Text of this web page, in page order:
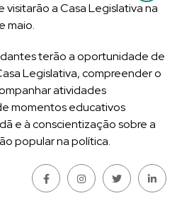
visitarão a Casa Legislativa na
maio.
terão a oportunidade de
Legislativa, compreender o
atividades
momentos educativos
e à conscientização sobre a
popular na política.